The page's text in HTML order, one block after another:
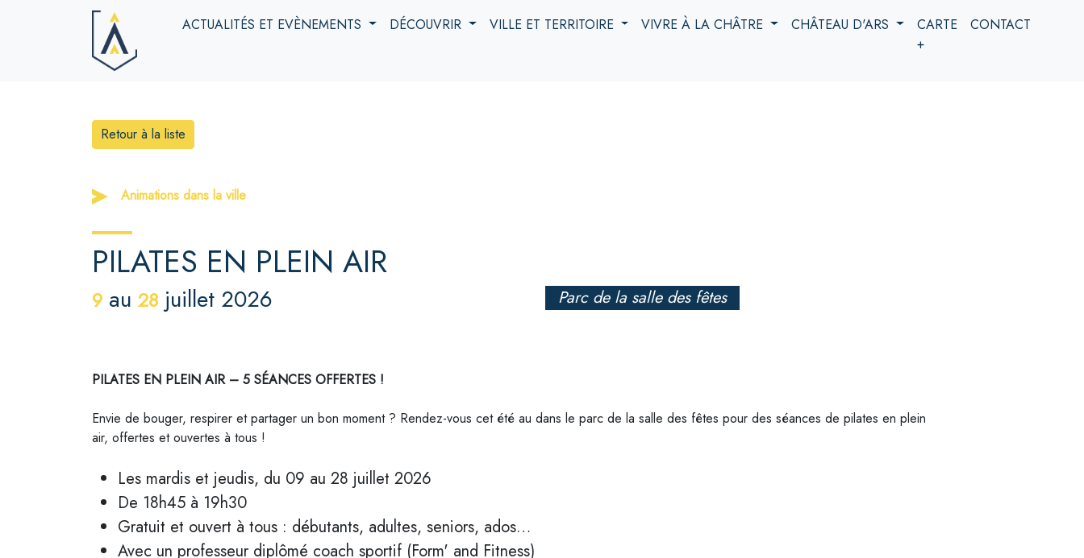
ACTUALITÉS ET EVÈNEMENTS DÉCOUVRIR VILLE ET TERRITOIRE VIVRE À LA CHÂTRE CHÂTEAU D'ARS
CARTE
+
CONTACT
Retour à la liste
Animations dans la ville
PILATES EN PLEIN AIR
9 au28 juillet 2026 Parc de la salle des fêtes
PILATES EN PLEIN AIR – 5 SÉANCES OFFERTES !
Envie de bouger, respirer et partager un bon moment ? Rendez-vous cet été au dans le parc de la salle des fêtes pour des séances de pilates en plein
air, offertes et ouvertes à tous !
Les mardis et jeudis, du 09 au 28 juillet 2026
De 18h45 à 19h30
Gratuit et ouvert à tous : débutants, adultes, seniors, ados…
Avec un professeur diplômé coach sportif (Form' and Fitness)